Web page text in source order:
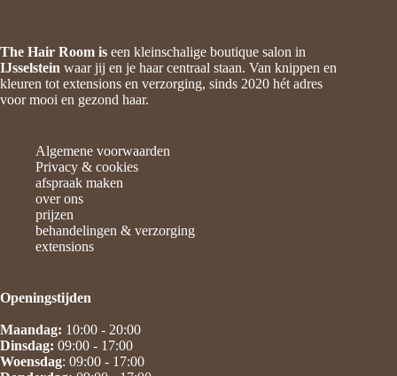
The Hair Room is een kleinschalige boutique salon in
IJsselstein waar jij en je haar centraal staan. Van knippen en
kleuren tot extensions en verzorging, sinds 2020 hét adres
voor mooi en gezond haar.
Algemene voorwaarden
Privacy & cookies
afspraak maken
over ons
prijzen
behandelingen & verzorging
extensions
Openingstijden
Maandag: 10:00 - 20:00
Dinsdag: 09:00 - 17:00
Woensdag: 09:00 - 17:00